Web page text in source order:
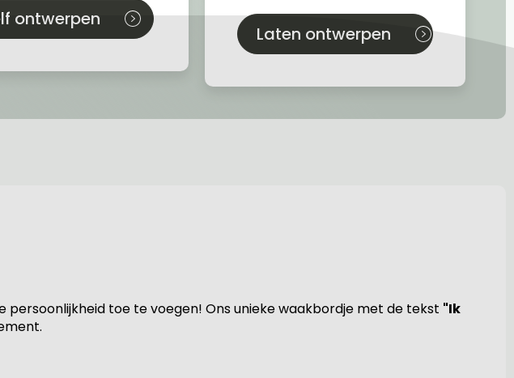
ontwerpen
Laten ontwerpen
toe te voegen! Ons unieke waakbordje met de tekst "Ik